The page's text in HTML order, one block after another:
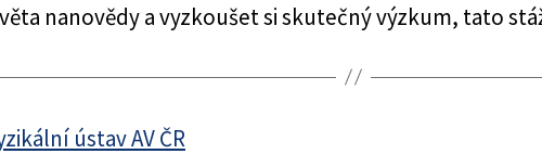
nanovědy a vyzkoušet si skutečný výzkum, tato
ústav AV ČR